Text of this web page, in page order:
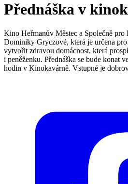
Přednáška v
Kino Heřmanův Městec a Společně
Dominiky Gryczové, která je určena
vytvořit zdravou domácnost, která
i peněženku. Přednáška se bude konat
hodin v Kinokavárně. Vstupné je